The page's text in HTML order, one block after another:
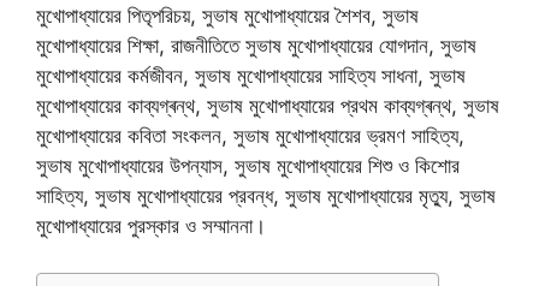
মুখোপাধ্যায়ের পিতৃপরিচয়, সুভাষ মুখোপাধ্যায়ের শৈশব, সুভাষ
মুখোপাধ্যায়ের শিক্ষা, রাজনীতিতে সুভাষ মুখোপাধ্যায়ের যোগদান, সুভাষ
মুখোপাধ্যায়ের কর্মজীবন, সুভাষ মুখোপাধ্যায়ের সাহিত্য সাধনা, সুভাষ
মুখোপাধ্যায়ের কাব্যগ্ৰন্থ, সুভাষ মুখোপাধ্যায়ের প্রথম কাব্যগ্ৰন্থ, সুভাষ
মুখোপাধ্যায়ের কবিতা সংকলন, সুভাষ মুখোপাধ্যায়ের ভ্রমণ সাহিত্য,
সুভাষ মুখোপাধ্যায়ের উপন্যাস, সুভাষ মুখোপাধ্যায়ের শিশু ও কিশোর
সাহিত্য, সুভাষ মুখোপাধ্যায়ের প্রবন্ধ, সুভাষ মুখোপাধ্যায়ের মৃত্যু, সুভাষ
মুখোপাধ্যায়ের পুরস্কার ও সম্মাননা।